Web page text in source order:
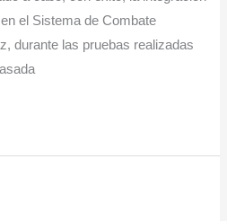
el Sistema de Combate
durante las pruebas realizadas